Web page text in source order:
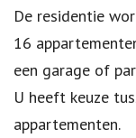
De residentie
16
een garage of
U heeft keuze
appartementen.